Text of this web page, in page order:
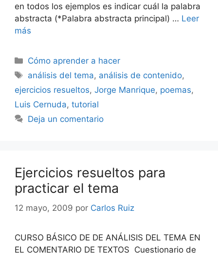
en todos los ejemplos es indicar cuál la palabra
abstracta (*Palabra abstracta principal) … Leer
más
Categorías
Cómo aprender a hacer
Etiquetas
análisis del tema, análisis de contenido,
ejercicios resueltos, Jorge Manrique, poemas,
Luis Cernuda, tutorial
Deja un comentario
Ejercicios resueltos para
practicar el tema
12 mayo, 2009 por Carlos Ruiz
CURSO BÁSICO DE DE ANÁLISIS DEL TEMA EN
EL COMENTARIO DE TEXTOS Cuestionario de